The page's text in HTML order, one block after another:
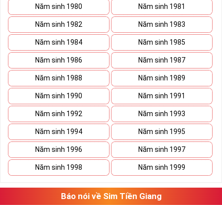
Năm sinh 1980 Năm sinh 1981
Năm sinh 1982 Năm sinh 1983
Năm sinh 1984 Năm sinh 1985
Năm sinh 1986 Năm sinh 1987
Năm sinh 1988 Năm sinh 1989
Năm sinh 1990 Năm sinh 1991
Năm sinh 1992 Năm sinh 1993
Năm sinh 1994 Năm sinh 1995
Năm sinh 1996 Năm sinh 1997
Năm sinh 1998 Năm sinh 1999
Báo nói về Sim Tiền Giang